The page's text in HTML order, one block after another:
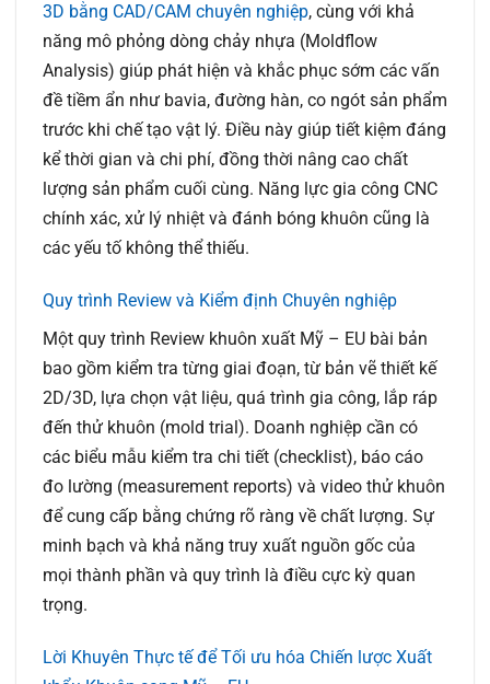
3D bằng CAD/CAM chuyên nghiệp, cùng với khả
năng mô phỏng dòng chảy nhựa (Moldflow
Analysis) giúp phát hiện và khắc phục sớm các vấn
đề tiềm ẩn như bavia, đường hàn, co ngót sản phẩm
trước khi chế tạo vật lý. Điều này giúp tiết kiệm đáng
kể thời gian và chi phí, đồng thời nâng cao chất
lượng sản phẩm cuối cùng. Năng lực gia công CNC
chính xác, xử lý nhiệt và đánh bóng khuôn cũng là
các yếu tố không thể thiếu.
Quy trình Review và Kiểm định Chuyên nghiệp
Một quy trình Review khuôn xuất Mỹ – EU bài bản
bao gồm kiểm tra từng giai đoạn, từ bản vẽ thiết kế
2D/3D, lựa chọn vật liệu, quá trình gia công, lắp ráp
đến thử khuôn (mold trial). Doanh nghiệp cần có
các biểu mẫu kiểm tra chi tiết (checklist), báo cáo
đo lường (measurement reports) và video thử khuôn
để cung cấp bằng chứng rõ ràng về chất lượng. Sự
minh bạch và khả năng truy xuất nguồn gốc của
mọi thành phần và quy trình là điều cực kỳ quan
trọng.
Lời Khuyên Thực tế để Tối ưu hóa Chiến lược Xuất